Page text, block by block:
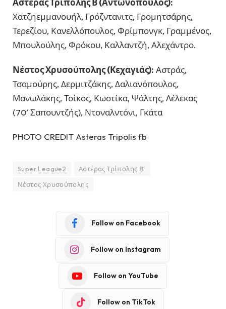
Αστέρας Τρίπολης Β (Αντωνόπουλος):
Χατζηεμμανουήλ, Γρόζντανιτς, Γρομητσάρης,
Τερεζίου, Κανελλόπουλος, Φρίμπονγκ, Γραμμένος,
Μπουλούλης, Φρόκου, Καλλαντζή, Αλεχάντρο.
Νέστος Χρυσούπολης (Κεχαγιάς): Αστράς,
Τσαμούρης, Δερμιτζάκης, Δαλιανόπουλος,
Μανωλάκης, Τσίκος, Κωστίκα, Ψάλτης, Λέλεκας
(70′ Σαπουντζής), Ντοναλντόνι, Γκάτα
PHOTO CREDIT Asteras Tripolis fb
Super League2
Αστέρας Τρίπολης Β'
Νέστος Χρυσούπολης
Follow on Facebook
Follow on Instagram
Follow on YouTube
Follow on TikTok